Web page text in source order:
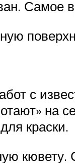
Самое
с
краски.